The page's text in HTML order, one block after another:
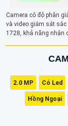
Camera có độ phân
và video giám sát
1728, khả năng nhận
trong quá trình quan
2.0 MP Có Led
Hồng Ngoại